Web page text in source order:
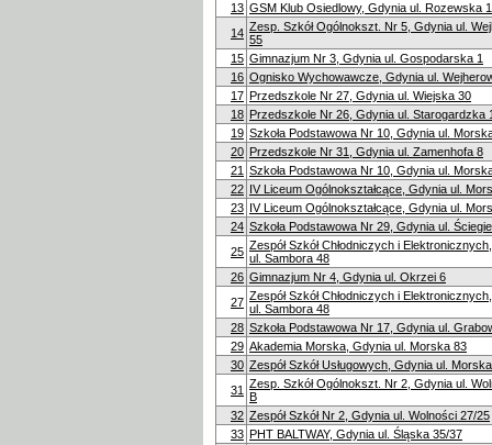
13 GSM Klub Osiedlowy, Gdynia ul. Rozewska 1
14 Zesp. Szkół Ogólnokszt. Nr 5, Gdynia ul.
55
15 Gimnazjum Nr 3, Gdynia ul. Gospodarska 1
16 Ognisko Wychowawcze, Gdynia ul.
17 Przedszkole Nr 27, Gdynia ul. Wiejska 30
18 Przedszkole Nr 26, Gdynia ul. Starogardzka
19 Szkoła Podstawowa Nr 10, Gdynia ul.
20 Przedszkole Nr 31, Gdynia ul. Zamenhofa 8
21 Szkoła Podstawowa Nr 10, Gdynia ul.
22 IV Liceum Ogólnokształcące, Gdynia ul.
23 IV Liceum Ogólnokształcące, Gdynia ul.
24 Szkoła Podstawowa Nr 29, Gdynia ul.
25 Zespół Szkół Chłodniczych i
ul. Sambora 48
26 Gimnazjum Nr 4, Gdynia ul. Okrzei 6
27 Zespół Szkół Chłodniczych i
ul. Sambora 48
28 Szkoła Podstawowa Nr 17, Gdynia ul.
29 Akademia Morska, Gdynia ul. Morska 83
30 Zespół Szkół Usługowych, Gdynia ul.
31 Zesp. Szkół Ogólnokszt. Nr 2, Gdynia ul.
B
32 Zespół Szkół Nr 2, Gdynia ul. Wolności 27/25
33 PHT BALTWAY, Gdynia ul. Śląska 35/37